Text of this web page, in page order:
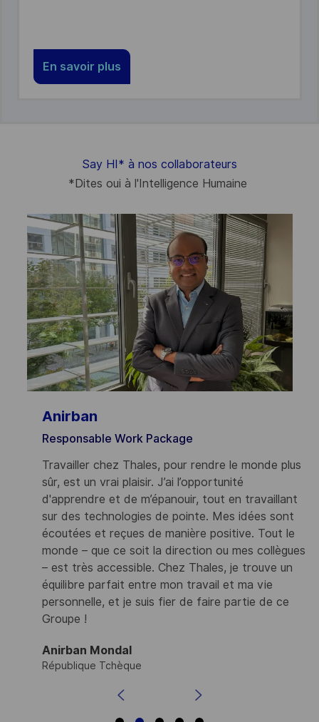
En savoir plus
Say HI* à nos collaborateurs
*Dites oui à l'Intelligence Humaine
Anirban
Responsable Work Package
Travailler chez Thales, pour rendre le monde plus
sûr, est un vrai plaisir. J’ai l’opportunité
d'apprendre et de m’épanouir, tout en travaillant
sur des technologies de pointe. Mes idées sont
écoutées et reçues de manière positive. Tout le
monde – que ce soit la direction ou mes collègues
– est très accessible. Chez Thales, je trouve un
équilibre parfait entre mon travail et ma vie
personnelle, et je suis fier de faire partie de ce
Groupe !
Anirban Mondal
République Tchèque